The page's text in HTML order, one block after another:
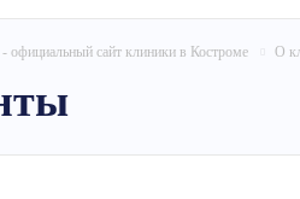
официальный сайт клиники в Костроме О